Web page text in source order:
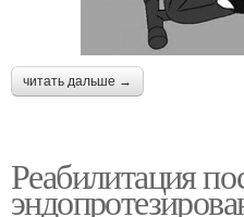
читать дальше →
Реабилитация